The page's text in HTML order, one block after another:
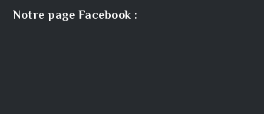
Notre page Facebook :